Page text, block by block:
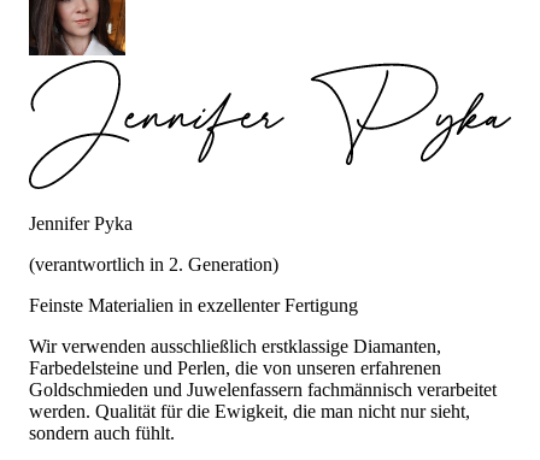
Jennifer Pyka
(verantwortlich in 2. Generation)
Feinste Materialien in exzellenter Fertigung
Wir verwenden ausschließlich erstklassige Diamanten,
Farbedelsteine und Perlen, die von unseren erfahrenen
Goldschmieden und Juwelenfassern fachmännisch verarbeitet
werden. Qualität für die Ewigkeit, die man nicht nur sieht,
sondern auch fühlt.